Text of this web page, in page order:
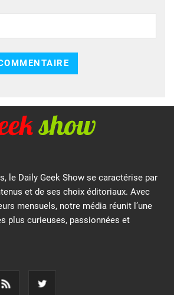
le Daily Geek Show se caractérise par
et de ses choix éditoriaux. Avec
mensuels, notre média réunit l’une
plus curieuses, passionnées et